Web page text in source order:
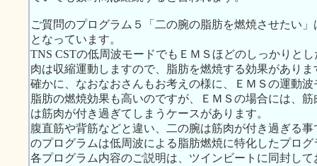
ご質問のプログラム５「二の腕の脂肪を燃焼させたい
となっています。
TNS CSTの低周波モードでもＥＭＳほどのしっかりと
肉は収縮運動しますので、脂肪を燃焼する効果がありま
確かに、なおなおさんもお考えの様に、ＥＭＳの運動
脂肪の燃焼効果も高いのですが、ＥＭＳの場合には、
は筋肉が付き過ぎてしまうケースがあります。
腹直筋や背筋などと違い、二の腕は筋肉が付き過ぎる
のプログラムは低周波による脂肪燃焼に特化したプロ
各プログラム内容のご説明は、ツインビートに同封し